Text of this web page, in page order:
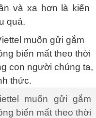
và xa hơn là kiến
quả.
muốn gửi gắm
biến mất theo thời